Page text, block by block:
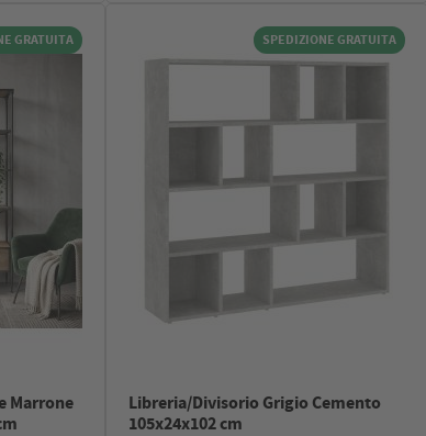
GRATUITA
Marrone
SPEDIZIONE GRATUITA
Libreria/Divisorio Grigio Cemento
105x24x102 cm